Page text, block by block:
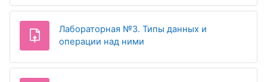
Лабораторная №3. Типы данных и
операции над ними